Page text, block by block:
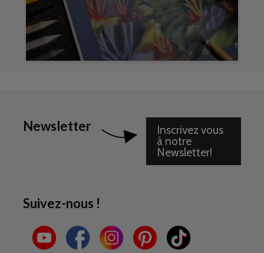
Newsletter
Inscrivez vous
à notre
Newsletter!
Suivez-nous !